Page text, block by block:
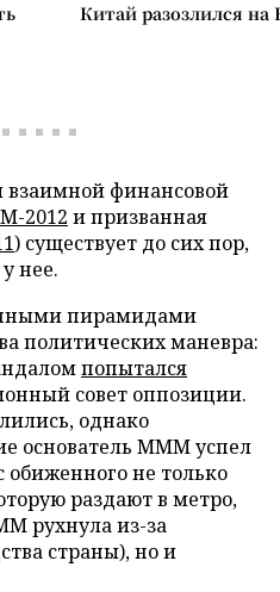
Китай разозлился на
взаимной финансовой
2012 и призванная
) существует до сих пор,
нее.
пирамидами
политических маневра:
попытался
совет оппозиции.
однако
основатель МММ успел
обиженного не только
раздают в метро,
рухнула из-за
страны), но и